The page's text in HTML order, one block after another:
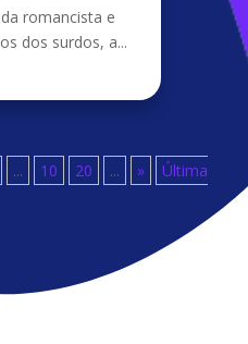
romancista e
dos surdos, a...
... 10 20 ... »
Última